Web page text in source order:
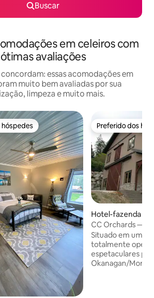
Buscar
em celeiros com
ótimas avaliações
concordam: essas acomodações em
muito bem avaliadas por sua
limpeza e muito mais.
preferidos dos hóspedes Preferido dos
Preferido dos
Hotel-fazenda ⋅
CC Orchards —
Situado em um
totalmente
espetaculares
Okanagan/